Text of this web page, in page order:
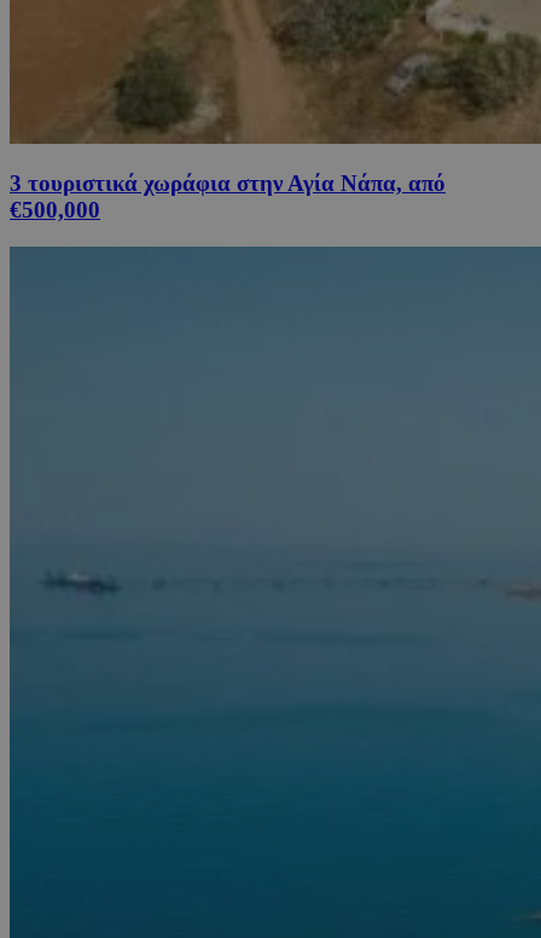
3 τουριστικά χωράφια στην Αγία Νάπα, από
€500,000